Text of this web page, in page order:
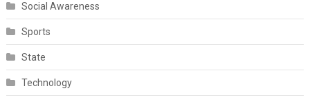
Social Awareness
Sports
State
Technology